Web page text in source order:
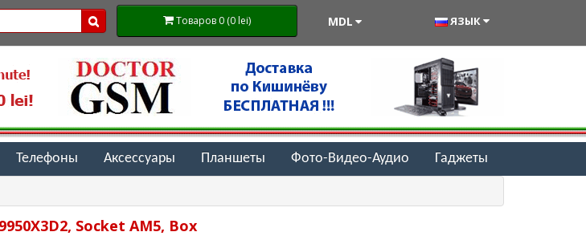
Товаров 0 (0 lei) MDL ЯЗЫК
Телефоны Аксессуары Планшеты Фото-Видео-Аудио Гаджеты
Socket AM5, Box